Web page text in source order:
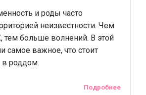
и роды часто
неизвестности. Чем
тем больше волнений. В этой
самое важное, что стоит
в роддом.
Подробнее